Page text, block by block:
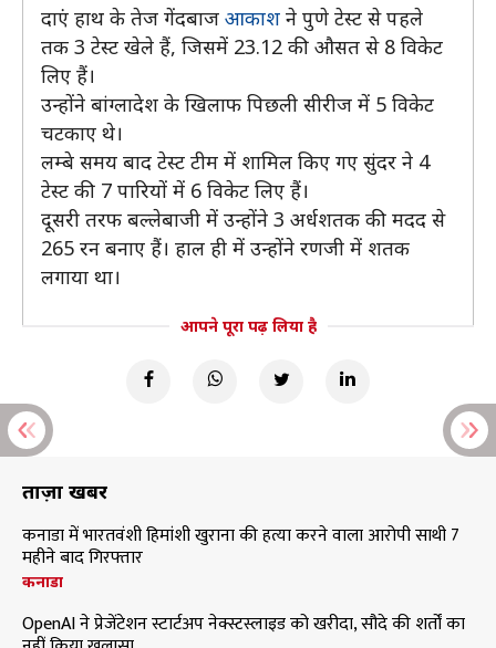
दाएं हाथ के तेज गेंदबाज आकाश ने पुणे टेस्ट से पहले
तक 3 टेस्ट खेले हैं, जिसमें 23.12 की औसत से 8 विकेट
लिए हैं।
उन्होंने बांग्लादेश के खिलाफ पिछली सीरीज में 5 विकेट
चटकाए थे।
लम्बे समय बाद टेस्ट टीम में शामिल किए गए सुंदर ने 4
टेस्ट की 7 पारियों में 6 विकेट लिए हैं।
दूसरी तरफ बल्लेबाजी में उन्होंने 3 अर्धशतक की मदद से
265 रन बनाए हैं। हाल ही में उन्होंने रणजी में शतक
लगाया था।
आपने पूरा पढ़ लिया है
ताज़ा खबरें
कनाडा में भारतवंशी हिमांशी खुराना की हत्या करने वाला आरोपी साथी 7
महीने बाद गिरफ्तार
कनाडा
OpenAI ने प्रेजेंटेशन स्टार्टअप नेक्स्टस्लाइड को खरीदा, सौदे की शर्तों का